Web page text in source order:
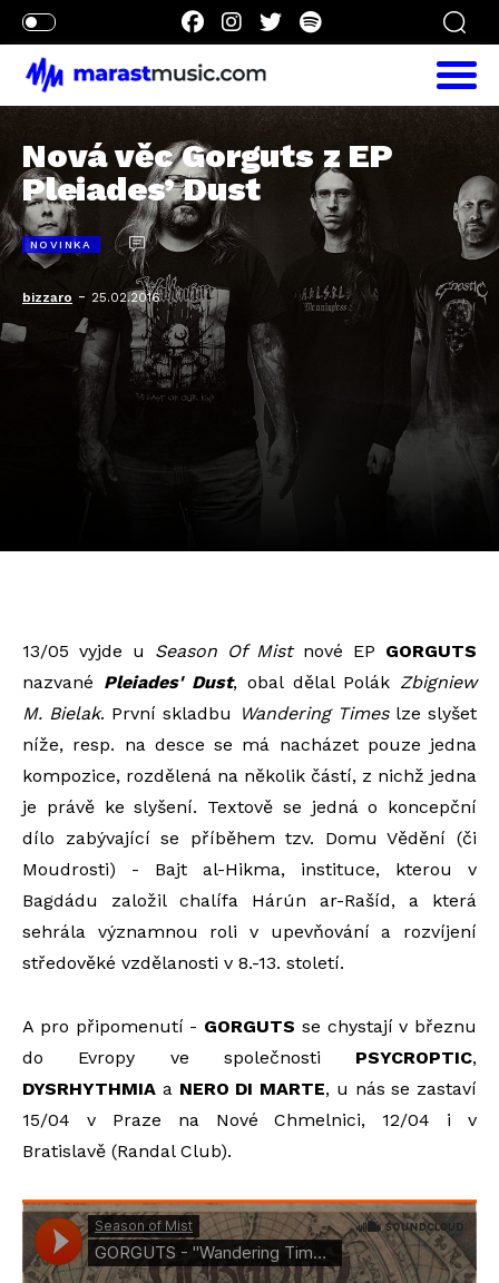
Nová věc Gorguts z EP
Pleiades’ Dust
NOVINKA
bizzaro - 25.02.2016
13/05 vyjde u Season Of Mistnové EP GORGUTS
nazvané Pleiades' Dust, obal dělal Polák Zbigniew
M. Bielak. První skladbu Wandering Times lze slyšet
níže, resp. na desce se má nacházet pouze jedna
kompozice, rozdělená na několik částí, z nichž jedna
je právě ke slyšení. Textově se jedná o koncepční
dílo zabývající se příběhem tzv. Domu Vědění (či
Moudrosti) - Bajt al-Hikma, instituce, kterou v
Bagdádu založil chalífa Hárún ar-Rašíd, a která
sehrála významnou roli v upevňování a rozvíjení
středověké vzdělanosti v 8.-13. století.
A pro připomenutí - GORGUTS se chystají v březnu
do Evropy ve společnosti PSYCROPTIC,
DYSRHYTHMIA a NERO DI MARTE, u nás se zastaví
15/04 v Praze na Nové Chmelnici, 12/04 i v
Bratislavě (Randal Club).